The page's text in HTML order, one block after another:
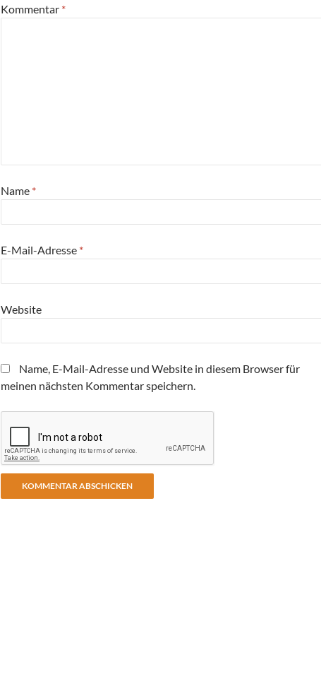
Kommentar *
Name *
E-Mail-Adresse *
Website
Name, E-Mail-Adresse und Website in diesem Browser für
meinen nächsten Kommentar speichern.